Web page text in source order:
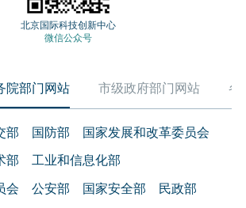
北京国际科技创新中心
微信公众号
院部门网站 市级政府部门网站 各
部 国防部 国家发展和改革委员会
部 工业和信息化部
会 公安部 国家安全部 民政部